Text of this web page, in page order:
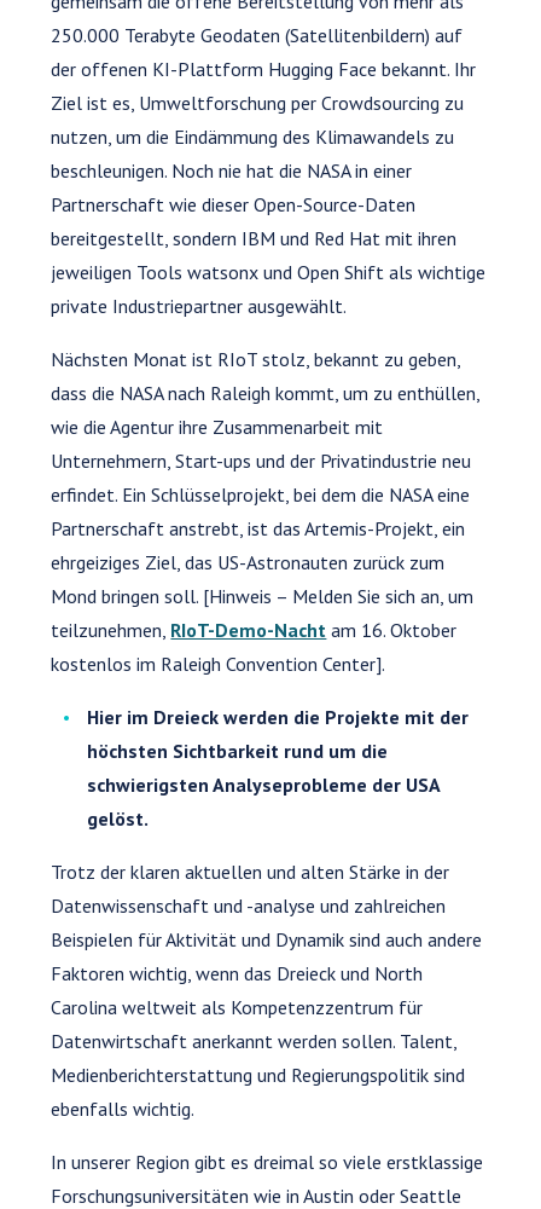
250.000 Terabyte Geodaten (Satellitenbildern) auf
der offenen KI-Plattform Hugging Face bekannt. Ihr
Ziel ist es, Umweltforschung per Crowdsourcing zu
nutzen, um die Eindämmung des Klimawandels zu
beschleunigen. Noch nie hat die NASA in einer
Partnerschaft wie dieser Open-Source-Daten
bereitgestellt, sondern IBM und Red Hat mit ihren
jeweiligen Tools watsonx und Open Shift als wichtige
private Industriepartner ausgewählt.
Nächsten Monat ist RIoT stolz, bekannt zu geben,
dass die NASA nach Raleigh kommt, um zu enthüllen,
wie die Agentur ihre Zusammenarbeit mit
Unternehmern, Start-ups und der Privatindustrie neu
erfindet. Ein Schlüsselprojekt, bei dem die NASA eine
Partnerschaft anstrebt, ist das Artemis-Projekt, ein
ehrgeiziges Ziel, das US-Astronauten zurück zum
Mond bringen soll. [Hinweis – Melden Sie sich an, um
teilzunehmen, RIoT-Demo-Nacht am 16. Oktober
kostenlos im Raleigh Convention Center].
Hier im Dreieck werden die Projekte mit der
höchsten Sichtbarkeit rund um die
schwierigsten Analyseprobleme der USA
gelöst.
Trotz der klaren aktuellen und alten Stärke in der
Datenwissenschaft und -analyse und zahlreichen
Beispielen für Aktivität und Dynamik sind auch andere
Faktoren wichtig, wenn das Dreieck und North
Carolina weltweit als Kompetenzzentrum für
Datenwirtschaft anerkannt werden sollen. Talent,
Medienberichterstattung und Regierungspolitik sind
ebenfalls wichtig.
In unserer Region gibt es dreimal so viele erstklassige
Forschungsuniversitäten wie in Austin oder Seattle